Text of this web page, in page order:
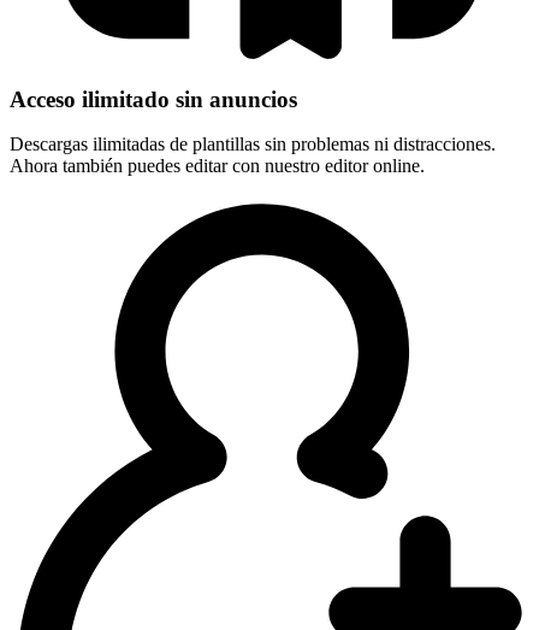
Acceso ilimitado sin anuncios
Descargas ilimitadas de plantillas sin problemas ni distracciones.
Ahora también puedes editar con nuestro editor online.